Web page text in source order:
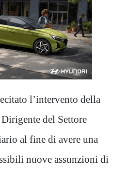
l’intervento della
del Settore
al fine di avere una
nuove assunzioni di